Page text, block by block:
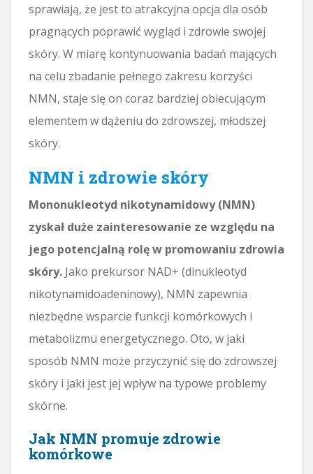
sprawiają, że jest to atrakcyjna opcja dla osób
pragnących poprawić wygląd i zdrowie swojej
skóry. W miarę kontynuowania badań mających
na celu zbadanie pełnego zakresu korzyści
NMN, staje się on coraz bardziej obiecującym
elementem w dążeniu do zdrowszej, młodszej
skóry.
NMN i zdrowie skóry
Mononukleotyd nikotynamidowy (NMN)
zyskał duże zainteresowanie ze względu na
jego potencjalną rolę w promowaniu zdrowia
skóry. Jako prekursor NAD+ (dinukleotyd
nikotynamidoadeninowy), NMN zapewnia
niezbędne wsparcie funkcji komórkowych i
metabolizmu energetycznego. Oto, w jaki
sposób NMN może przyczynić się do zdrowszej
skóry i jaki jest jej wpływ na typowe problemy
skórne.
Jak NMN promuje zdrowie
komórkowe